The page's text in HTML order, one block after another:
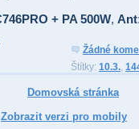
+ PA 500W,
Žádné
Štítky: 10.3.,
Domovská stránka
Zobrazit verzi pro mobily